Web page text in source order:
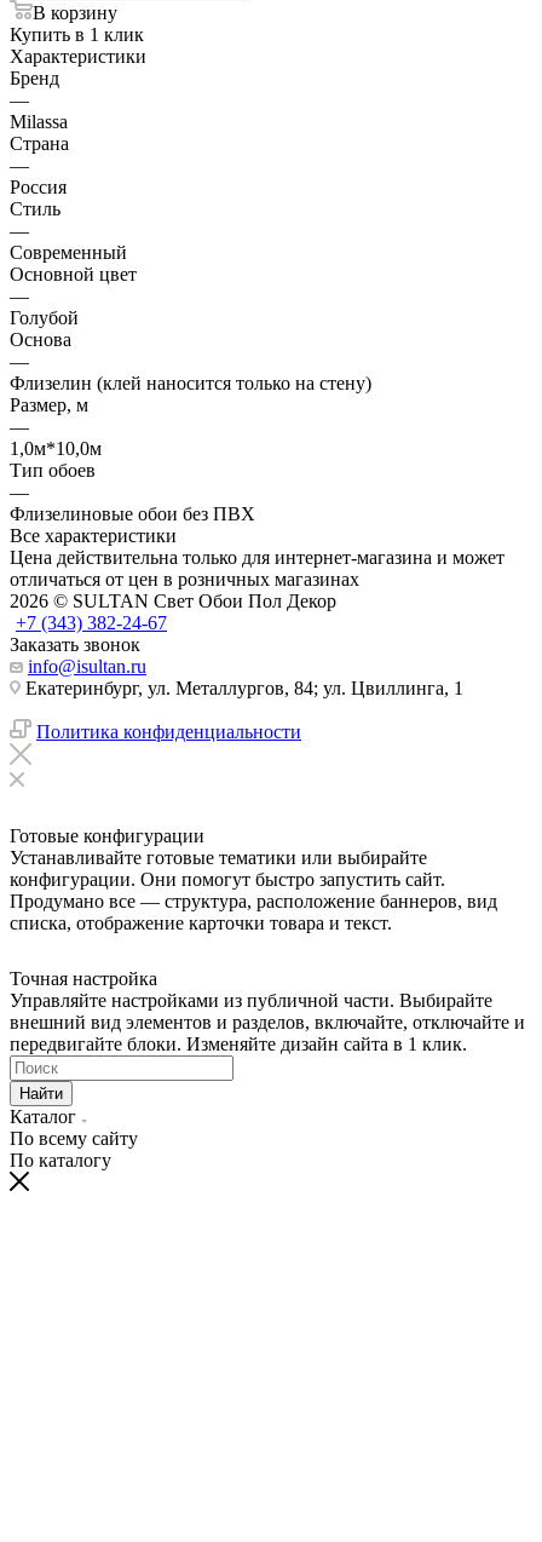
В корзину
Купить в 1 клик
Характеристики
Бренд
—
Milassa
Страна
—
Россия
Стиль
—
Современный
Основной цвет
—
Голубой
Основа
—
Флизелин (клей наносится только на стену)
Размер, м
—
1,0м*10,0м
Тип обоев
—
Флизелиновые обои без ПВХ
Все характеристики
Цена действительна только для интернет-магазина и может
отличаться от цен в розничных магазинах
2026 © SULTAN Свет Обои Пол Декор
+7 (343) 382-24-67
Заказать звонок
info@isultan.ru
Екатеринбург, ул. Металлургов, 84; ул. Цвиллинга, 1
Политика конфиденциальности
Готовые конфигурации
Устанавливайте готовые тематики или выбирайте
конфигурации. Они помогут быстро запустить сайт.
Продумано все — структура, расположение баннеров, вид
списка, отображение карточки товара и текст.
Точная настройка
Управляйте настройками из публичной части. Выбирайте
внешний вид элементов и разделов, включайте, отключайте и
передвигайте блоки. Изменяйте дизайн сайта в 1 клик.
Найти
Каталог
По всему сайту
По каталогу